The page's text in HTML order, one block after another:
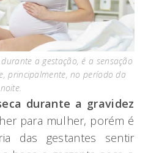
a gestação, é a sensação
principalmente, no período da
noite.
durante a gravidez
para mulher, porém é
das gestantes sentir